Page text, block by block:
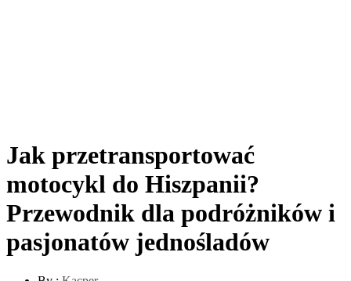
Jak przetransportować
motocykl do Hiszpanii?
Przewodnik dla podróżników i
pasjonatów jednośladów